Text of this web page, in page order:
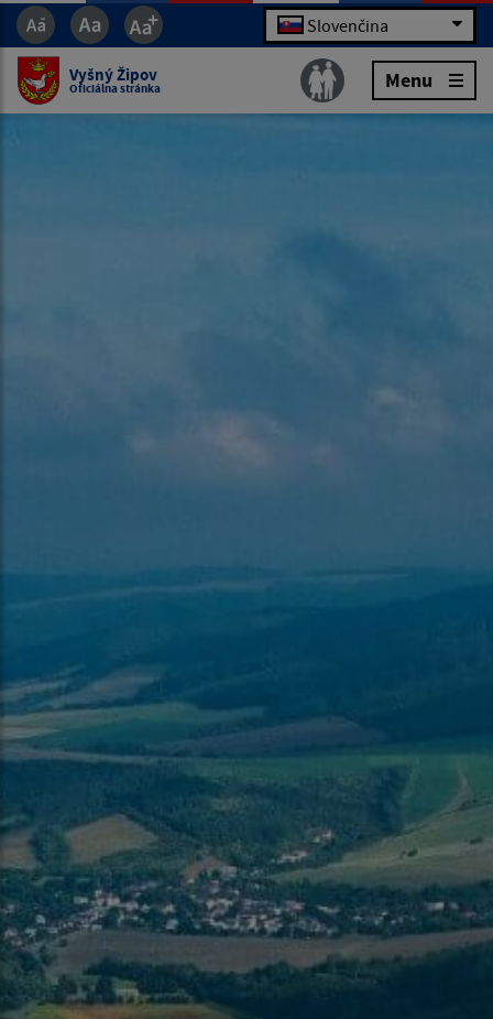
Slovenčina
Vyšný Žipov
Oficiálna stránka Menu